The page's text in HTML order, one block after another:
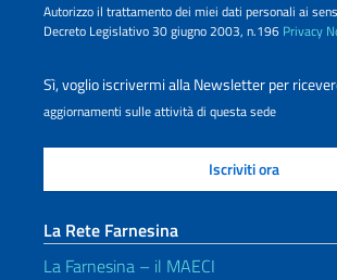
Autorizzo il trattamento dei miei dati personali ai
Decreto Legislativo 30 giugno 2003, n.196 Privacy
Sì, voglio iscrivermi alla Newsletter per
aggiornamenti sulle attività di questa sede
La Rete Farnesina
La Farnesina – il MAECI